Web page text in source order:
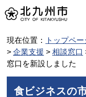
現在位置： トップペー
> 企業支援 > 相談窓口
窓口を新設しました
食ビジネスの